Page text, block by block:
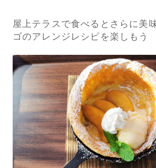
屋上テラスで食べるとさらに美
ゴのアレンジレシピを楽しもう